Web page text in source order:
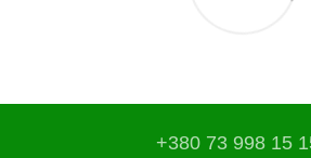
+380 73 998 15